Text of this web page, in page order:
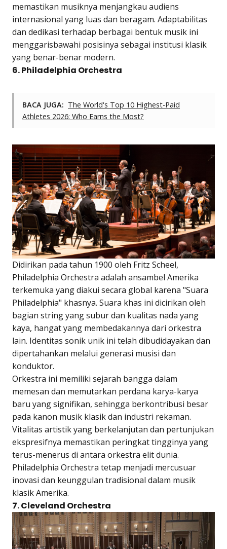
memastikan musiknya menjangkau audiens
internasional yang luas dan beragam. Adaptabilitas
dan dedikasi terhadap berbagai bentuk musik ini
menggarisbawahi posisinya sebagai institusi klasik
yang benar-benar modern.
6. Philadelphia Orchestra
BACA JUGA: The World's Top 10 Highest-Paid
Athletes 2026: Who Earns the Most?
Didirikan pada tahun 1900 oleh Fritz Scheel,
Philadelphia Orchestra adalah ansambel Amerika
terkemuka yang diakui secara global karena "Suara
Philadelphia" khasnya. Suara khas ini dicirikan oleh
bagian string yang subur dan kualitas nada yang
kaya, hangat yang membedakannya dari orkestra
lain. Identitas sonik unik ini telah dibudidayakan dan
dipertahankan melalui generasi musisi dan
konduktor.
Orkestra ini memiliki sejarah bangga dalam
memesan dan memutarkan perdana karya-karya
baru yang signifikan, sehingga berkontribusi besar
pada kanon musik klasik dan industri rekaman.
Vitalitas artistik yang berkelanjutan dan pertunjukan
ekspresifnya memastikan peringkat tingginya yang
terus-menerus di antara orkestra elit dunia.
Philadelphia Orchestra tetap menjadi mercusuar
inovasi dan keunggulan tradisional dalam musik
klasik Amerika.
7. Cleveland Orchestra